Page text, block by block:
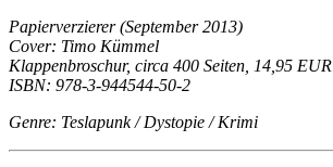
Papierverzierer (September 2013)
Cover: Timo Kümmel
Klappenbroschur, circa 400 Seiten, 14,95 EUR
ISBN: 978-3-944544-50-2
Genre: Teslapunk / Dystopie / Krimi